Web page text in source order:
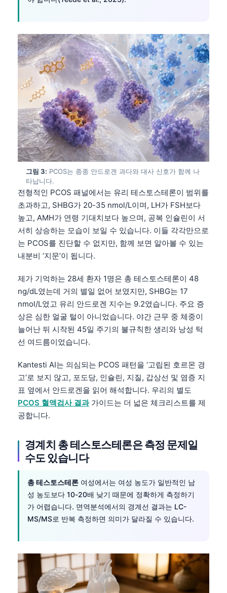
그림 3: PCOS는 종종 안드로겐 과다와 대사 신호가 함께 나
타납니다.
전형적인 PCOS 패널에서는 유리 테스토스테론이 범위를
초과하고, SHBG가 20-35 nmol/L이며, LH가 FSH보다
높고, AMH가 연령 기대치보다 높으며, 공복 인슐린이 서
서히 상승하는 모습이 보일 수 있습니다. 이들 각각만으로
는 PCOS를 진단할 수 없지만, 함께 보면 알아볼 수 있는
내분비 ‘지문’이 됩니다.
제가 기억하는 28세 환자 1명은 총 테스토스테론이 48
ng/dL였는데 거의 별일 없어 보였지만, SHBG는 17
nmol/L였고 유리 안드로겐 지수는 9.2였습니다. 주요 증
상은 심한 얼굴 털이 아니었습니다. 야간 근무 중 체중이
늘어난 뒤 시작된 45일 주기의 불규칙한 생리와 낭성 턱
선 여드름이었습니다.
Kantesti AI는 의심되는 PCOS 패턴을 ‘고립된 호르몬 경
고’로 보지 않고, 포도당, 인슐린, 지질, 갑상선 및 염증 지
표 옆에서 안드로겐을 읽어 해석합니다. 우리의 별도
PCOS 혈액검사 결과가이드는 더 넓은 체크리스트를 제
공합니다.
경계치 총 테스토스테론은 측정 문제일
수도 있습니다
총 테스토스테론 여성에서는 여성 농도가 일반적인 남
성 농도보다 10-20배 낮기 때문에 정확하게 측정하기
가 어렵습니다. 면역분석에서의 경계선 결과는 LC-
MS/MS로 반복 측정하면 의미가 달라질 수 있습니다.